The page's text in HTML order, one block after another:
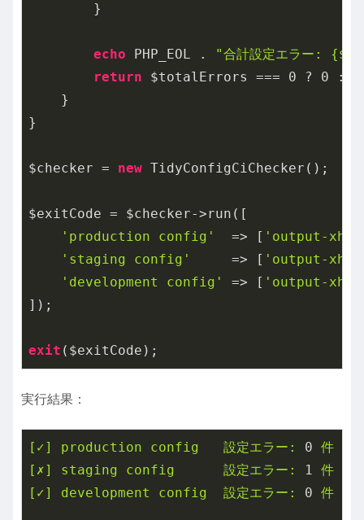
        }
echo PHP_EOL .
"合計設定エラー:
return $totalErrors === 0 ? 0 :
    }
}
$checker = new TidyConfigCiChecker();
$exitCode = $checker->run([
'production config'
  => [
'output-
'staging config'
     => [
'output-
'development config'
=> [ 'output-
]);
exit
実行結果：
[✓] production config 設定エラー: 0 件
[✗]
staging config 設定エラー: 1 件
[✓]
development config 設定エラー: 0 件